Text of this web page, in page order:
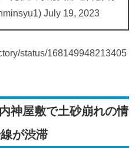
July 19, 2023
status/168149948213405
神屋敷で土砂崩れの情
が渋滞